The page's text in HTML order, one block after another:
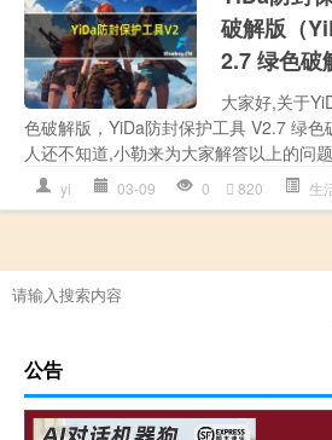
破解版（
2.7 绿色破
大家好,关于
色破解版，YiDa防封保护工具 V2.7 绿
人还不知道,小勒来为大家解答以上的问
yi 03-09 0 820 生
公告